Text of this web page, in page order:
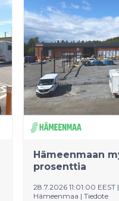
Hämeenmaan
prosenttia
28.7.2026 11:01:00 EEST |
Hämeenmaa | Tiedote